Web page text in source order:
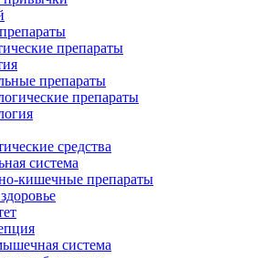
препараты
препараты
препараты
средства
система
кишечные препараты
система